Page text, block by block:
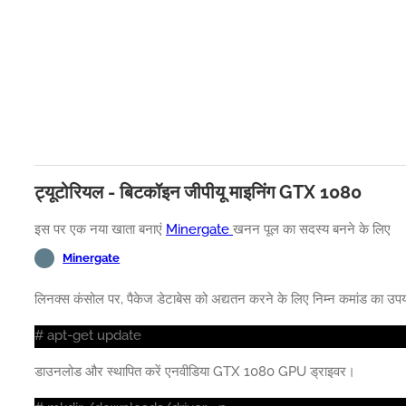
ट्यूटोरियल - बिटकॉइन जीपीयू माइनिंग GTX 1080
इस पर एक नया खाता बनाएं Minergate खनन पूल का सदस्य बनने के लिए
Minergate
लिनक्स कंसोल पर, पैकेज डेटाबेस को अद्यतन करने के लिए निम्न कमांड का
# apt-get update
डाउनलोड और स्थापित करें एनवीडिया GTX 1080 GPU ड्राइवर।